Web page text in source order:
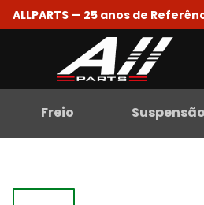
ALLPARTS — 25 anos de
Freio Suspensão